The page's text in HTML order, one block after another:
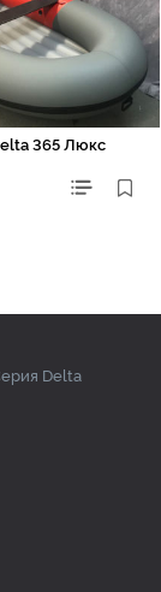
365 Люкс
Delta